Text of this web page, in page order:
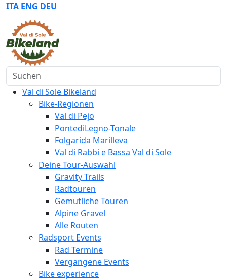
ITA ENG DEU
Suchen
Val di Sole Bikeland
Bike-Regionen
Val di Pejo
PontediLegno-Tonale
Folgarida Marilleva
Val di Rabbi e Bassa Val di Sole
Deine Tour-Auswahl
Gravity Trails
Radtouren
Gemutliche Touren
Alpine Gravel
Alle Routen
Radsport Events
Rad Termine
Vergangene Events
Bike experience